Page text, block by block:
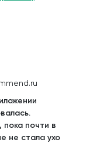
почти в
не стала ухо